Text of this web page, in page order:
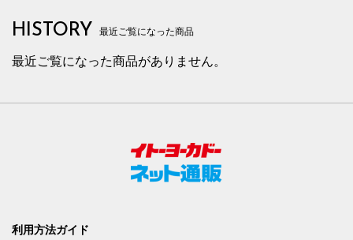
HISTORY 最近ご覧になった商品
最近ご覧になった商品がありません。
利用方法ガイド